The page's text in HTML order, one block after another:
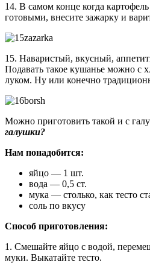
14. В самом конце когда
готовыми, внесите зажарку и
15. Наваристый, вкусный,
Подавать такое кушанье можно с
луком. Ну или конечно
Можно приготовить такой и с
галушки?
Нам понадобится:
яйцо — 1 шт.
вода — 0,5 ст.
мука — столько, как тесто
соль по вкусу
Способ приготовления:
1. Смешайте яйцо с водой,
муки. Выкатайте тесто.